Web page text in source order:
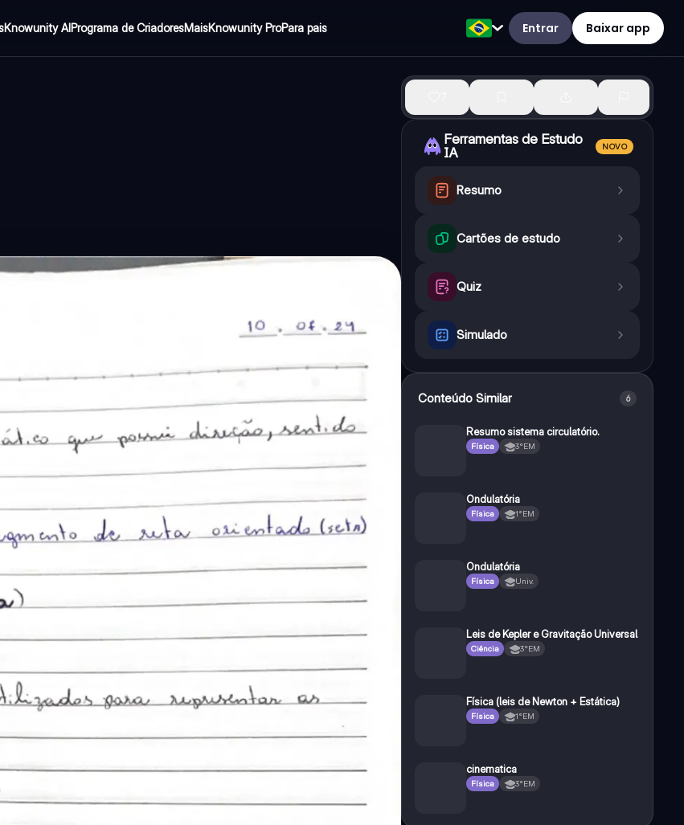
Knowunity AIPrograma de CriadoresMaisKnowunity ProPara pais Entrar Baixar app
Ferramentas de Estudo
IA
NOVO
Resumo
Cartões de estudo
Quiz
Simulado
Conteúdo Similar 6
Resumo sistema circulatório.
Física 3°EM
Ondulatória
Física 1°EM
Ondulatória
Física Univ.
Leis de Kepler e Gravitação Universal
Ciência 3°EM
Física (leis de Newton + Estática)
Física 1°EM
cinematica
Física 3°EM